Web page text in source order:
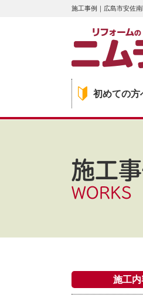
施工事例｜広島市安佐
初めての方
施工事
WORKS
施工